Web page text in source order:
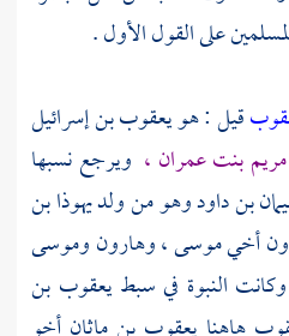
على القول الأول .
قيل : هويعقوب بن إسرائيل
مريم بنت عمران ، ويرجع نسبها
بن داودوهو من ولديهوذا بن
أخي موسى ،وهارونوموسى
وكانت النبوة في سبطيعقوب بن